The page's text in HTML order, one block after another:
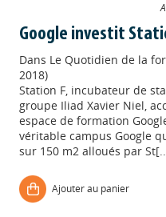
Google investit
Dans Le Quotidien de la
2018)
Station F, incubateur de
groupe Iliad Xavier Niel,
espace de formation
véritable campus Google
sur 150 m2 alloués par
Ajouter au panier
Appels à